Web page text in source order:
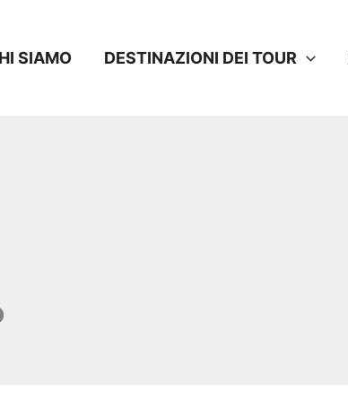
SIAMO DESTINAZIONI DEI TOUR